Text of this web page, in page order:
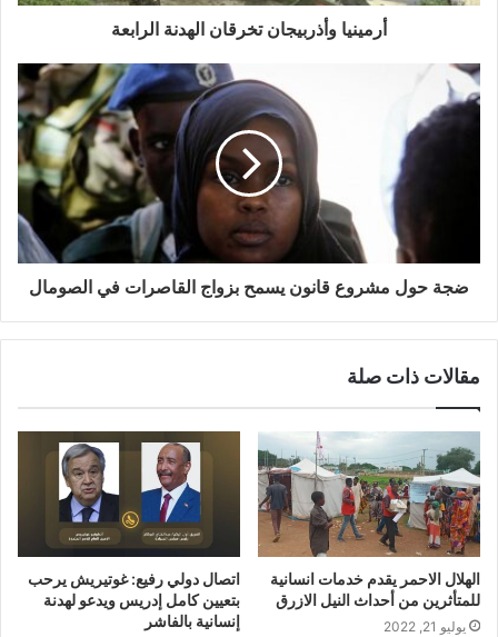
أرمينيا وأذربيجان تخرقان الهدنة الرابعة
ضجة حول مشروع قانون يسمح بزواج القاصرات في الصومال
مقالات ذات صلة
الهلال الاحمر يقدم خدمات انسانية
للمتأثرين من أحداث النيل الازرق
يوليو 21, 2022
اتصال دولي رفيع: غوتيريش يرحب
بتعيين كامل إدريس ويدعو لهدنة
إنسانية بالفاشر